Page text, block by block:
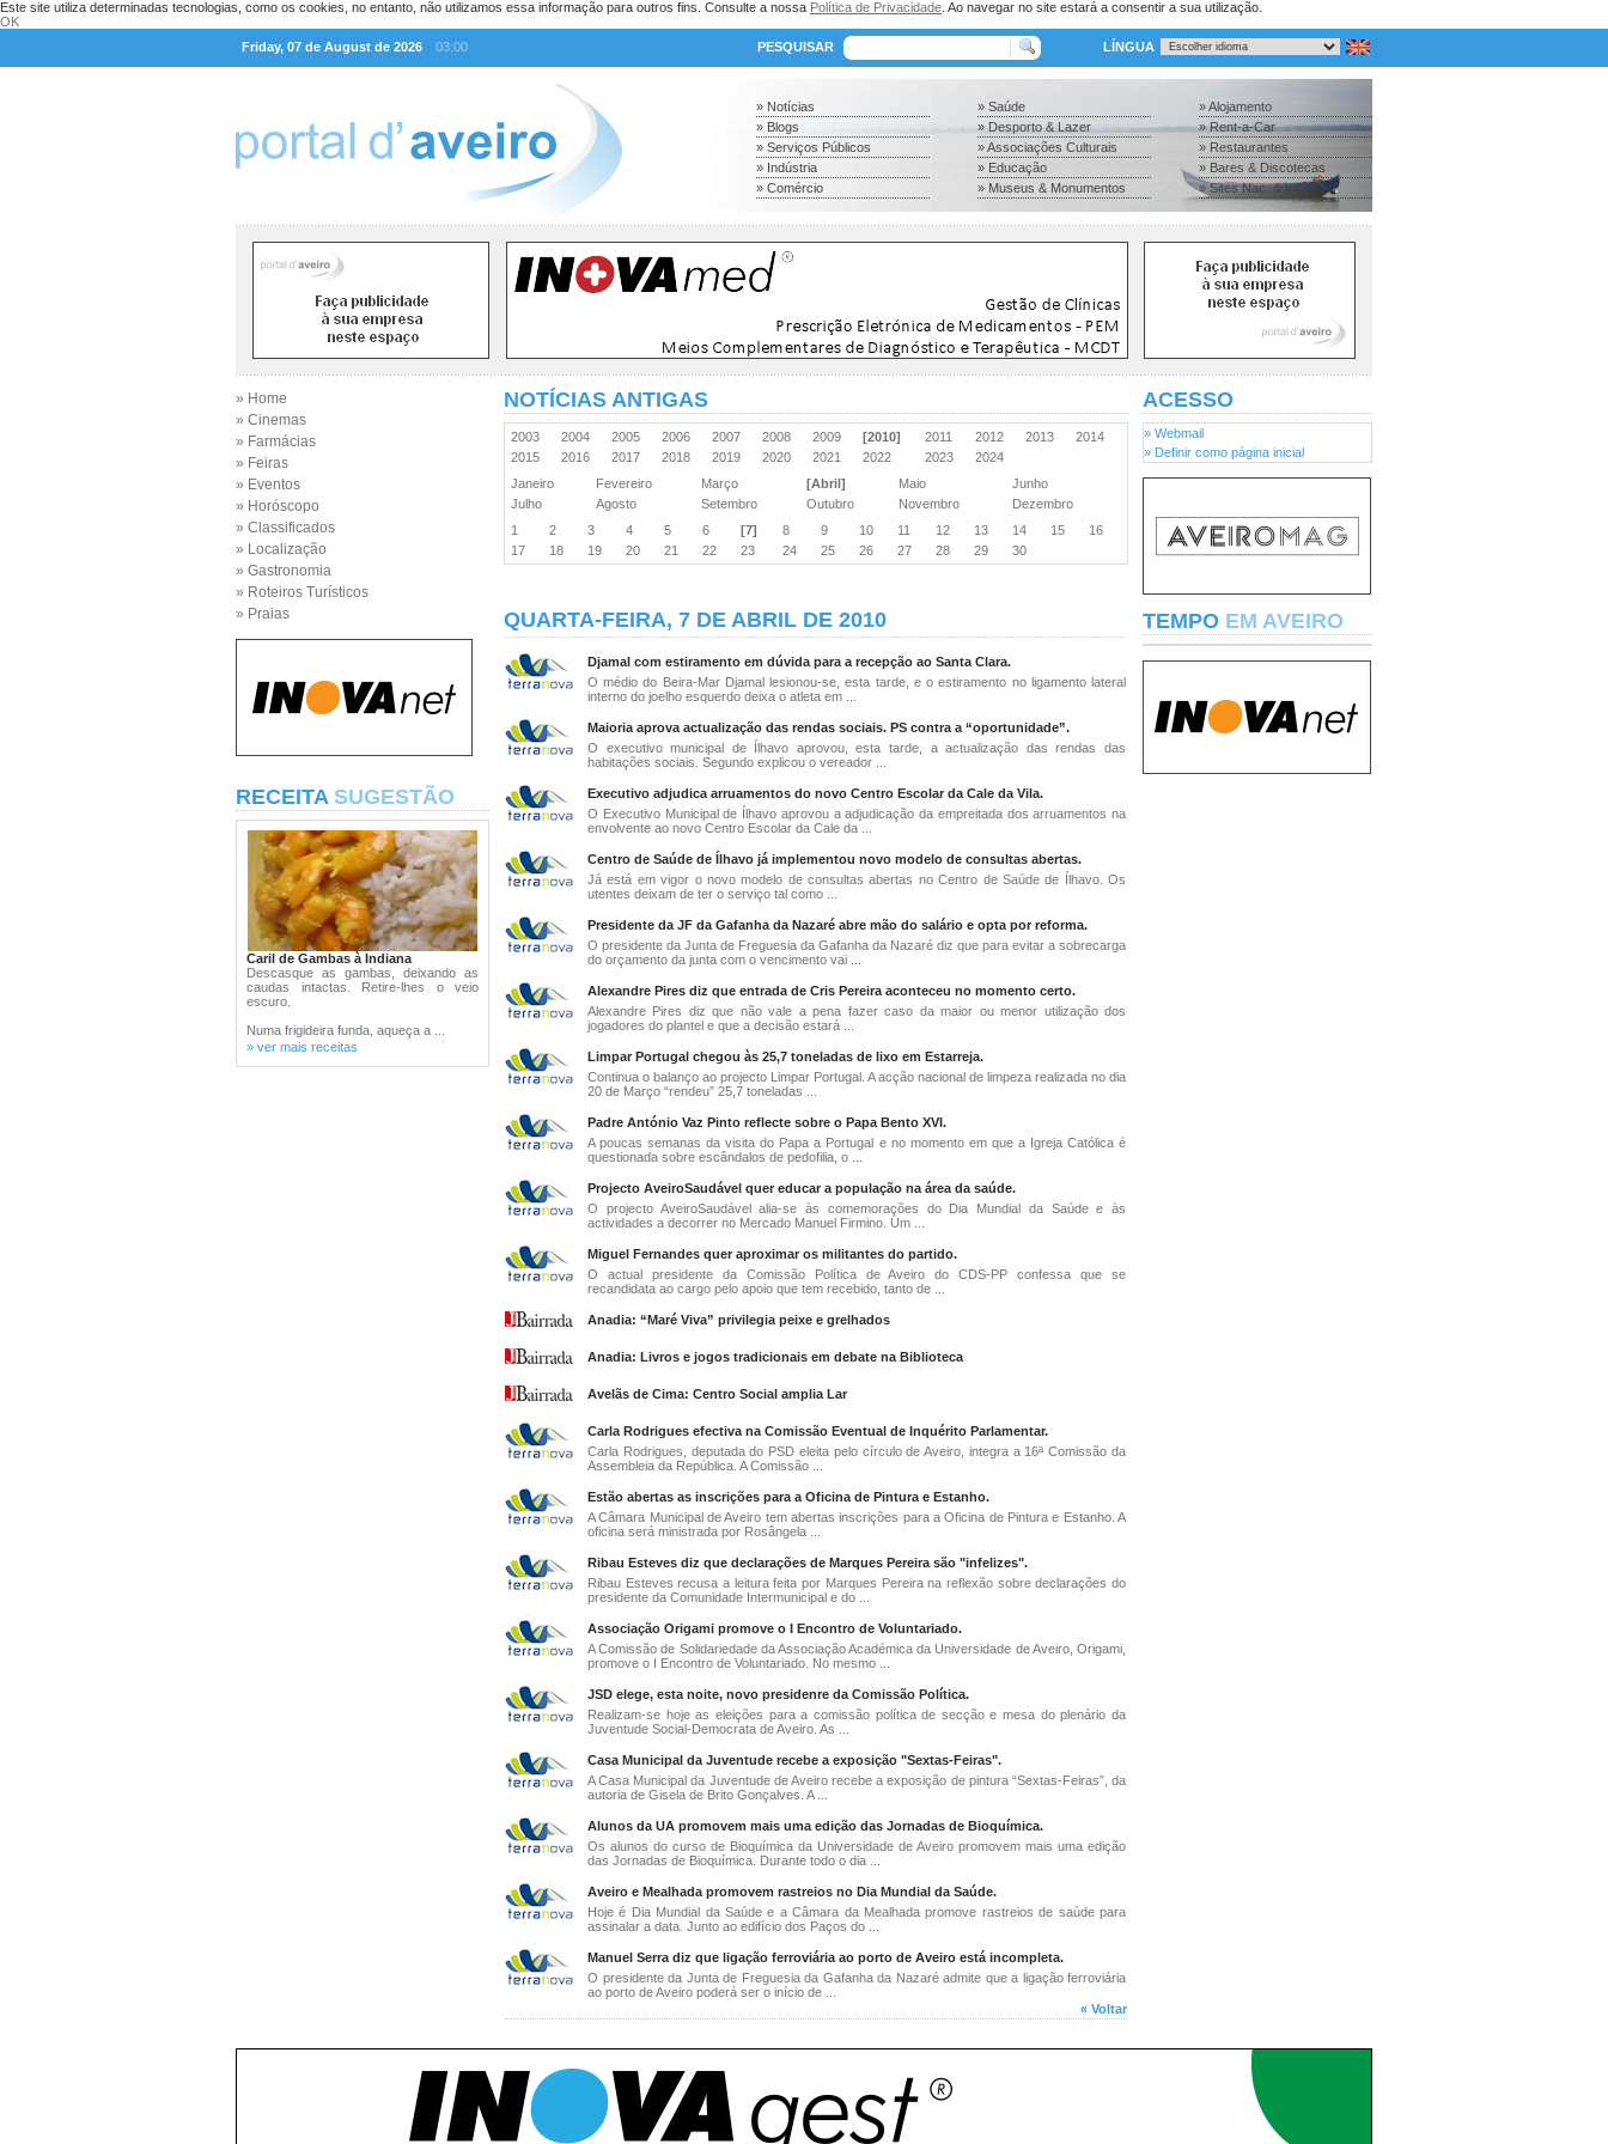
Este site utiliza determinadas tecnologias, como os cookies, no entanto, não utilizamos essa informação para outros fins. Consulte a nossa Política de Privacidade . Ao navegar no site estará a consentir a sua utilização.
OK
Friday, 07 de August de 2026
03:00 PESQUISAR LÍNGUA
» Notícias
» Blogs
» Serviços Públicos
» Indústria
» Comércio
» Saúde
» Desporto & Lazer
» Associações Culturais
» Educação
» Museus & Monumentos
» Alojamento
» Rent-a-Car
» Restaurantes
» Bares & Discotecas
» Sites Nac. & Inter.
» Home
» Cinemas
» Farmácias
» Feiras
» Eventos
» Horóscopo
» Classificados
» Localização
» Gastronomia
» Roteiros Turísticos
» Praias
RECEITA SUGESTÃO
Caril de Gambas à Indiana
Descasque as gambas, deixando as
caudas intactas. Retire-lhes o veio
escuro.
Numa frigideira funda, aqueça a ...
» ver mais receitas
NOTÍCIAS ANTIGAS
2003 2004 2005 2006 2007 2008 2009 [2010] 2011 2012 2013
2014
2015
2016 2017 2018 2019 2020 2021 2022 2023
2024
Janeiro
Fevereiro Março [Abril] Maio
Junho
Julho
Agosto Setembro Outubro Novembro
Dezembro
1
2 3 4 5 6 [7] 8 9 10 11 12 13 14 15
16
17
18 19 20 21 22 23 24 25 26 27 28 29 30
QUARTA-FEIRA, 7 DE ABRIL DE 2010
Djamal com estiramento em dúvida para a recepção ao Santa Clara.
O médio do Beira-Mar Djamal lesionou-se, esta tarde, e o estiramento no ligamento lateral
interno do joelho esquerdo deixa o atleta em ...
Maioria aprova actualização das rendas sociais. PS contra a “oportunidade”.
O executivo municipal de Ílhavo aprovou, esta tarde, a actualização das rendas das
habitações sociais. Segundo explicou o vereador ...
Executivo adjudica arruamentos do novo Centro Escolar da Cale da Vila.
O Executivo Municipal de Ílhavo aprovou a adjudicação da empreitada dos arruamentos na
envolvente ao novo Centro Escolar da Cale da ...
Centro de Saúde de Ílhavo já implementou novo modelo de consultas abertas.
Já está em vigor o novo modelo de consultas abertas no Centro de Saúde de Ílhavo. Os
utentes deixam de ter o serviço tal como ...
Presidente da JF da Gafanha da Nazaré abre mão do salário e opta por reforma.
O presidente da Junta de Freguesia da Gafanha da Nazaré diz que para evitar a sobrecarga
do orçamento da junta com o vencimento vai ...
Alexandre Pires diz que entrada de Cris Pereira aconteceu no momento certo.
Alexandre Pires diz que não vale a pena fazer caso da maior ou menor utilização dos
jogadores do plantel e que a decisão estará ...
Limpar Portugal chegou às 25,7 toneladas de lixo em Estarreja.
Continua o balanço ao projecto Limpar Portugal. A acção nacional de limpeza realizada no dia
20 de Março “rendeu” 25,7 toneladas ...
Padre António Vaz Pinto reflecte sobre o Papa Bento XVI.
A poucas semanas da visita do Papa a Portugal e no momento em que a Igreja Católica é
questionada sobre escândalos de pedofilia, o ...
Projecto AveiroSaudável quer educar a população na área da saúde.
O projecto AveiroSaudável alia-se às comemorações do Dia Mundial da Saúde e às
actividades a decorrer no Mercado Manuel Firmino. Um ...
Miguel Fernandes quer aproximar os militantes do partido.
O actual presidente da Comissão Política de Aveiro do CDS-PP confessa que se
recandidata ao cargo pelo apoio que tem recebido, tanto de ...
Anadia: “Maré Viva” privilegia peixe e grelhados
Anadia: Livros e jogos tradicionais em debate na Biblioteca
Avelãs de Cima: Centro Social amplia Lar
Carla Rodrigues efectiva na Comissão Eventual de Inquérito Parlamentar.
Carla Rodrigues, deputada do PSD eleita pelo círculo de Aveiro, integra a 16ª Comissão da
Assembleia da República. A Comissão ...
Estão abertas as inscrições para a Oficina de Pintura e Estanho.
A Câmara Municipal de Aveiro tem abertas inscrições para a Oficina de Pintura e Estanho. A
oficina será ministrada por Rosângela ...
Ribau Esteves diz que declarações de Marques Pereira são "infelizes".
Ribau Esteves recusa a leitura feita por Marques Pereira na reflexão sobre declarações do
presidente da Comunidade Intermunicipal e do ...
Associação Origami promove o I Encontro de Voluntariado.
A Comissão de Solidariedade da Associação Académica da Universidade de Aveiro, Origami,
promove o I Encontro de Voluntariado. No mesmo ...
JSD elege, esta noite, novo presidenre da Comissão Política.
Realizam-se hoje as eleições para a comissão política de secção e mesa do plenário da
Juventude Social-Democrata de Aveiro. As ...
Casa Municipal da Juventude recebe a exposição "Sextas-Feiras".
A Casa Municipal da Juventude de Aveiro recebe a exposição de pintura “Sextas-Feiras”, da
autoria de Gisela de Brito Gonçalves. A ...
Alunos da UA promovem mais uma edição das Jornadas de Bioquímica.
Os alunos do curso de Bioquímica da Universidade de Aveiro promovem mais uma edição
das Jornadas de Bioquímica. Durante todo o dia ...
Aveiro e Mealhada promovem rastreios no Dia Mundial da Saúde.
Hoje é Dia Mundial da Saúde e a Câmara da Mealhada promove rastreios de saúde para
assinalar a data. Junto ao edifício dos Paços do ...
Manuel Serra diz que ligação ferroviária ao porto de Aveiro está incompleta.
O presidente da Junta de Freguesia da Gafanha da Nazaré admite que a ligação ferroviária
ao porto de Aveiro poderá ser o início de ...
« Voltar
ACESSO
» Webmail
» Definir como página inicial
TEMPO EM AVEIRO